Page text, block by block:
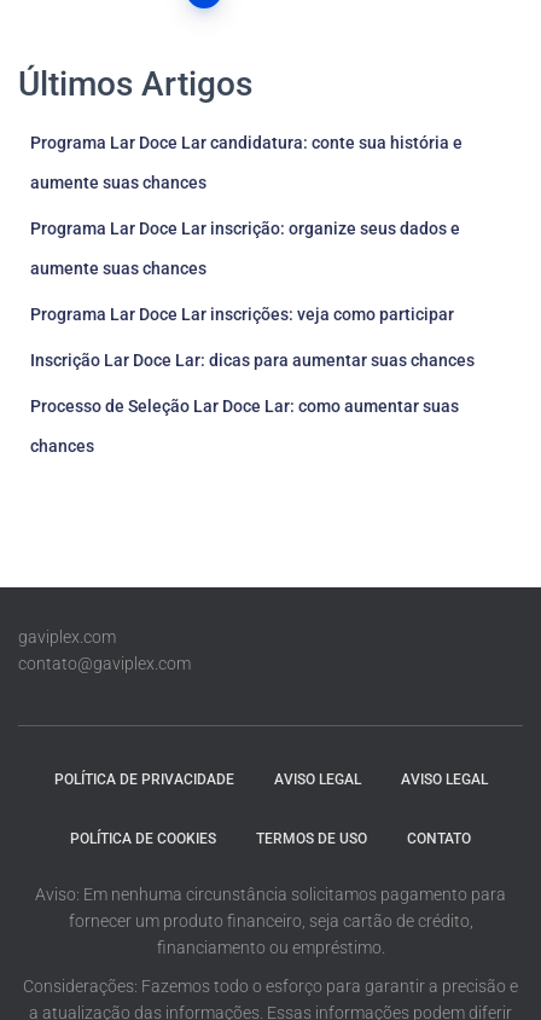
Últimos Artigos
Programa Lar Doce Lar candidatura: conte sua história e
aumente suas chances
Programa Lar Doce Lar inscrição: organize seus dados e
aumente suas chances
Programa Lar Doce Lar inscrições: veja como participar
Inscrição Lar Doce Lar: dicas para aumentar suas chances
Processo de Seleção Lar Doce Lar: como aumentar suas
chances
gaviplex.com
contato@gaviplex.com
POLÍTICA DE PRIVACIDADE AVISO LEGAL AVISO LEGAL
POLÍTICA DE COOKIES TERMOS DE USO CONTATO
Aviso: Em nenhuma circunstância solicitamos pagamento para
fornecer um produto financeiro, seja cartão de crédito,
financiamento ou empréstimo.
Considerações: Fazemos todo o esforço para garantir a precisão e
a atualização das informações. Essas informações podem diferir